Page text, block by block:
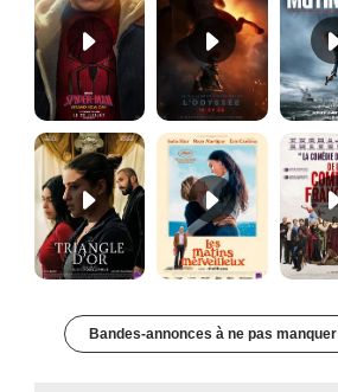
Les Matins merveilleux Bande-annonce VF
Bandes-annonces à ne pas manquer